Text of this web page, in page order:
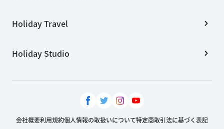
Holiday Travel
Holiday Studio
会社概要利用規約個人情報の取扱いについて特定商取引法に基づく表記